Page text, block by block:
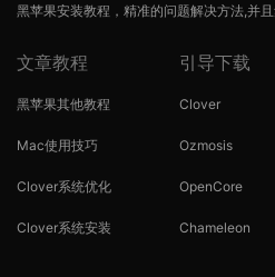
黑苹果安装教程，精准的问题解决方法,并
文章教程
黑苹果其他教程
Mac使用技巧
Clover系统优化
Clover系统安装
引导下载
Clover
Ozmosis
OpenCore
Chameleon